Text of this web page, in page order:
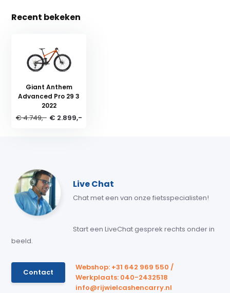
Recent bekeken
Giant Anthem
Advanced Pro 29 3
2022
€ 4.749,- € 2.899,-
Live Chat
Chat met een van onze fietsspecialisten!
Start een LiveChat gesprek rechts onder in
beeld.
Contact
Webshop: +31 642 969 550 /
Werkplaats: 040-2432518
info@rijwielcashencarry.nl